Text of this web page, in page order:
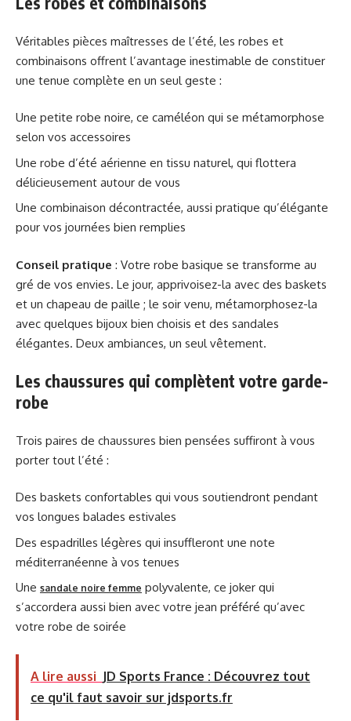
Véritables pièces maîtresses de l’été, les robes et
combinaisons offrent l’avantage inestimable de constituer
une tenue complète en un seul geste :
Une petite robe noire, ce caméléon qui se métamorphose
selon vos accessoires
Une robe d’été aérienne en tissu naturel, qui flottera
délicieusement autour de vous
Une combinaison décontractée, aussi pratique qu’élégante
pour vos journées bien remplies
Conseil pratique : Votre robe basique se transforme au
gré de vos envies. Le jour, apprivoisez-la avec des baskets
et un chapeau de paille ; le soir venu, métamorphosez-la
avec quelques bijoux bien choisis et des sandales
élégantes. Deux ambiances, un seul vêtement.
Les chaussures qui complètent votre garde-
robe
Trois paires de chaussures bien pensées suffiront à vous
porter tout l’été :
Des baskets confortables qui vous soutiendront pendant
vos longues balades estivales
Des espadrilles légères qui insuffleront une note
méditerranéenne à vos tenues
Une sandale noire femme polyvalente, ce joker qui
s’accordera aussi bien avec votre jean préféré qu’avec
votre robe de soirée
A lire aussi JD Sports France : Découvrez tout
ce qu'il faut savoir sur jdsports.fr